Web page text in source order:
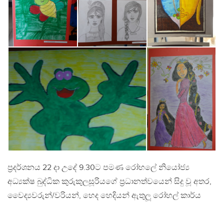
ප‍්‍රදර්ශනය 22 දා උදේ 9.30ට පමණ රෝහලේ නියෝජ්‍ය
අධ්‍යක්ෂ බුද්ධික කුරුකුලසූරියගේ ප‍්‍රධානත්වයෙන් සිදු වූ අතර,
වෛද්‍යවරුන්/වරියන්, හෙද හෙදියන් ඇතුලූ රෝහල් කාර්ය